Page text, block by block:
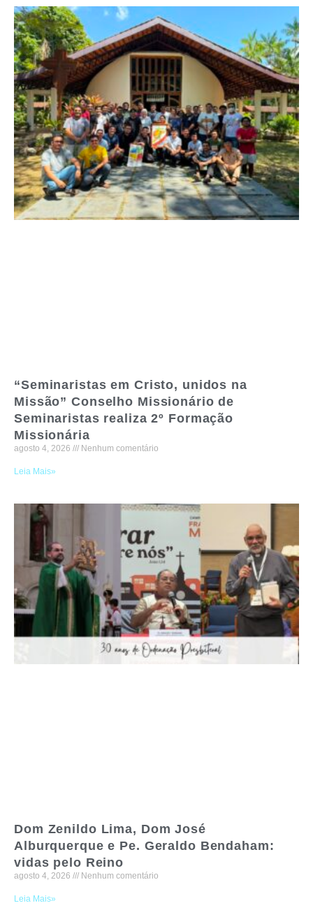
“Seminaristas em Cristo, unidos na
Missão” Conselho Missionário de
Seminaristas realiza 2º Formação
Missionária
agosto 4, 2026 Nenhum comentário
Leia Mais»
Dom Zenildo Lima, Dom José
Alburquerque e Pe. Geraldo Bendaham:
vidas pelo Reino
agosto 4, 2026 Nenhum comentário
Leia Mais»